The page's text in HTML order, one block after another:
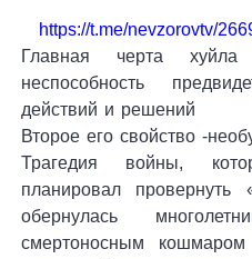
https://t.me/nevzorovtv/
Главная черта
неспособность
действий и решений
Второе его свойство -
Трагедия войны,
планировал
обернулась
смертоносным